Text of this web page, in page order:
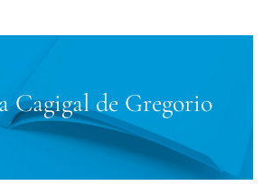
Cagigal de Gregorio